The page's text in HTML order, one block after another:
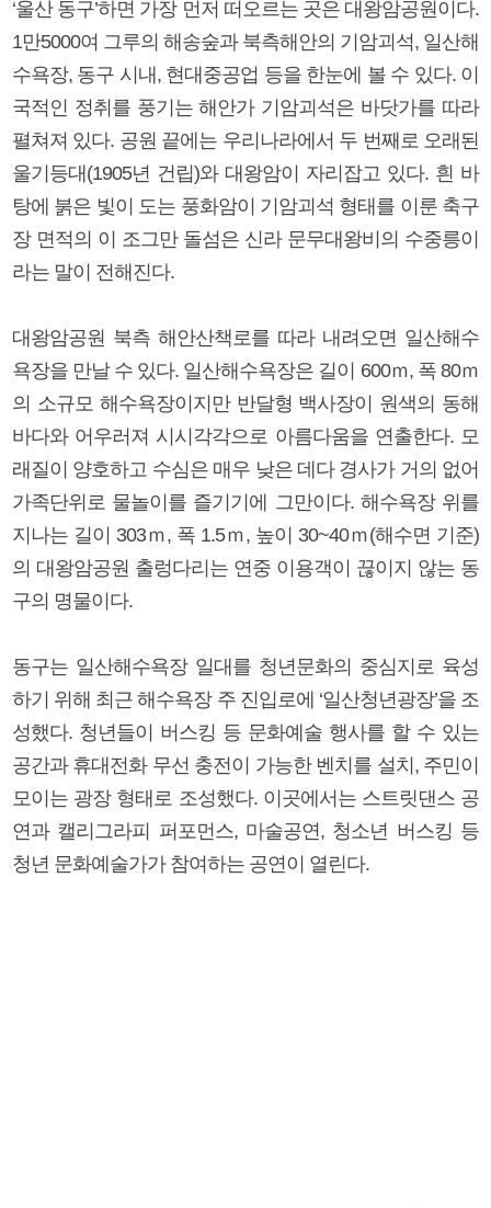
‘울산 동구’하면 가장 먼저 떠오르는 곳은 대왕암공원이다.
1만5000여 그루의 해송숲과 북측해안의 기암괴석, 일산해
수욕장, 동구 시내, 현대중공업 등을 한눈에 볼 수 있다. 이
국적인 정취를 풍기는 해안가 기암괴석은 바닷가를 따라
펼쳐져 있다. 공원 끝에는 우리나라에서 두 번째로 오래된
울기등대(1905년 건립)와 대왕암이 자리잡고 있다. 흰 바
탕에 붉은 빛이 도는 풍화암이 기암괴석 형태를 이룬 축구
장 면적의 이 조그만 돌섬은 신라 문무대왕비의 수중릉이
라는 말이 전해진다.
대왕암공원 북측 해안산책로를 따라 내려오면 일산해수
욕장을 만날 수 있다. 일산해수욕장은 길이 600ｍ, 폭 80ｍ
의 소규모 해수욕장이지만 반달형 백사장이 원색의 동해
바다와 어우러져 시시각각으로 아름다움을 연출한다. 모
래질이 양호하고 수심은 매우 낮은 데다 경사가 거의 없어
가족단위로 물놀이를 즐기기에 그만이다. 해수욕장 위를
지나는 길이 303ｍ, 폭 1.5ｍ, 높이 30~40ｍ(해수면 기준)
의 대왕암공원 출렁다리는 연중 이용객이 끊이지 않는 동
구의 명물이다.
동구는 일산해수욕장 일대를 청년문화의 중심지로 육성
하기 위해 최근 해수욕장 주 진입로에 ‘일산청년광장’을 조
성했다. 청년들이 버스킹 등 문화예술 행사를 할 수 있는
공간과 휴대전화 무선 충전이 가능한 벤치를 설치, 주민이
모이는 광장 형태로 조성했다. 이곳에서는 스트릿댄스 공
연과 캘리그라피 퍼포먼스, 마술공연, 청소년 버스킹 등
청년 문화예술가가 참여하는 공연이 열린다.